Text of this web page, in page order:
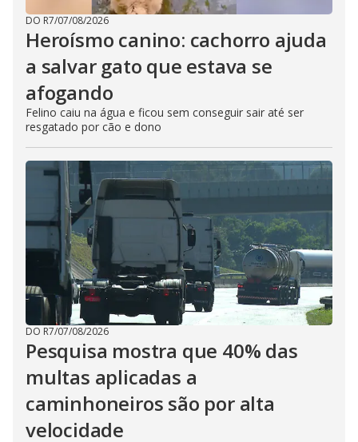
DO R7/07/08/2026
Heroísmo canino: cachorro ajuda
a salvar gato que estava se
afogando
Felino caiu na água e ficou sem conseguir sair até ser
resgatado por cão e dono
DO R7/07/08/2026
Pesquisa mostra que 40% das
multas aplicadas a
caminhoneiros são por alta
velocidade